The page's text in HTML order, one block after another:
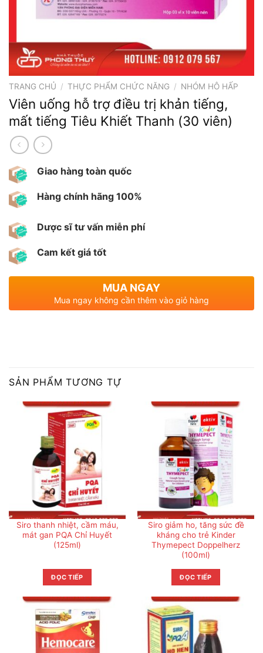
TRANG CHỦ / THỰC PHẨM CHỨC NĂNG / NHÓM HÔ HẤP
Viên uống hỗ trợ điều trị khản tiếng,
mất tiếng Tiêu Khiết Thanh (30 viên)
Giao hàng toàn quốc
Hàng chính hãng 100%
Dược sĩ tư vấn miễn phí
Cam kết giá tốt
MUA NGAY
Mua ngay không cần thêm vào giỏ hàng
SẢN PHẨM TƯƠNG TỰ
Siro thanh nhiệt, cầm máu,
mát gan PQA Chỉ Huyết
(125ml)
ĐỌC TIẾP
Siro giảm ho, tăng sức đề
kháng cho trẻ Kinder
Thymepect Doppelherz
(100ml)
ĐỌC TIẾP